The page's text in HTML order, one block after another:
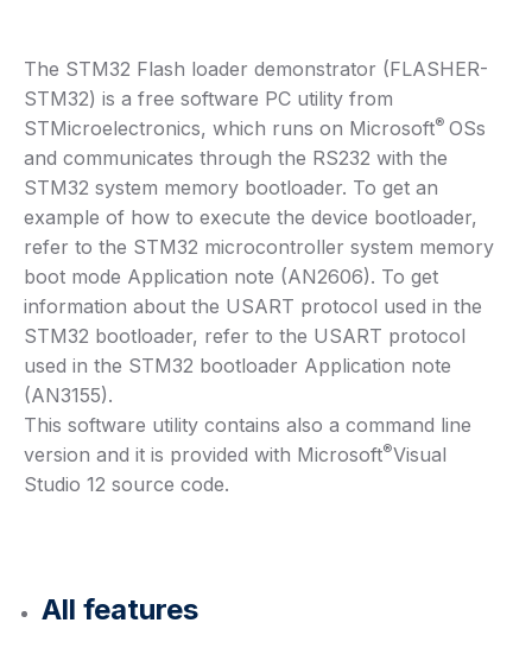
The STM32 Flash loader demonstrator (FLASHER-
STM32) is a free software PC utility from
STMicroelectronics, which runs on Microsoft® OSs
and communicates through the RS232 with the
STM32 system memory bootloader. To get an
example of how to execute the device bootloader,
refer to the STM32 microcontroller system memory
boot mode Application note (AN2606). To get
information about the USART protocol used in the
STM32 bootloader, refer to the USART protocol
used in the STM32 bootloader Application note
(AN3155).
This software utility contains also a command line
version and it is provided with Microsoft®Visual
Studio 12 source code.
All features